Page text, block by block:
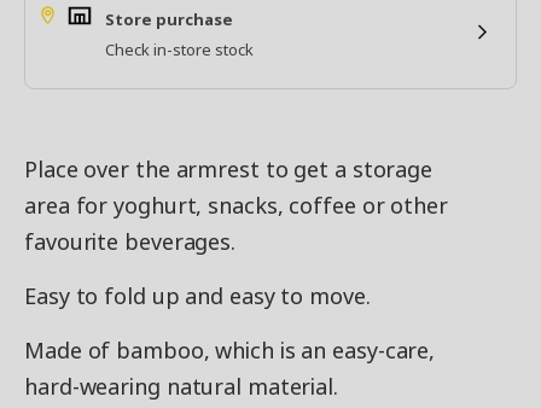
Store purchase
Check in-store stock
Place over the armrest to get a storage
area for yoghurt, snacks, coffee or other
favourite beverages.
Easy to fold up and easy to move.
Made of bamboo, which is an easy-care,
hard-wearing natural material.